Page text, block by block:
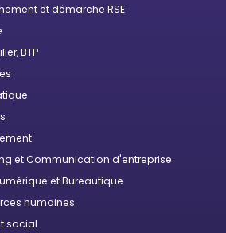
et démarche RSE
BTP
et Communication d'entreprise
et Bureautique
humaines
social